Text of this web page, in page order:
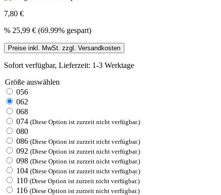
7,80 €
% 25,99 € (69.99% gespart)
Preise inkl. MwSt. zzgl. Versandkosten
Sofort verfügbar, Lieferzeit: 1-3 Werktage
Größe auswählen
056
062
068
074 (Diese Option ist zurzeit nicht verfügbar.)
080
086 (Diese Option ist zurzeit nicht verfügbar.)
092 (Diese Option ist zurzeit nicht verfügbar.)
098 (Diese Option ist zurzeit nicht verfügbar.)
104 (Diese Option ist zurzeit nicht verfügbar.)
110 (Diese Option ist zurzeit nicht verfügbar.)
116 (Diese Option ist zurzeit nicht verfügbar.)